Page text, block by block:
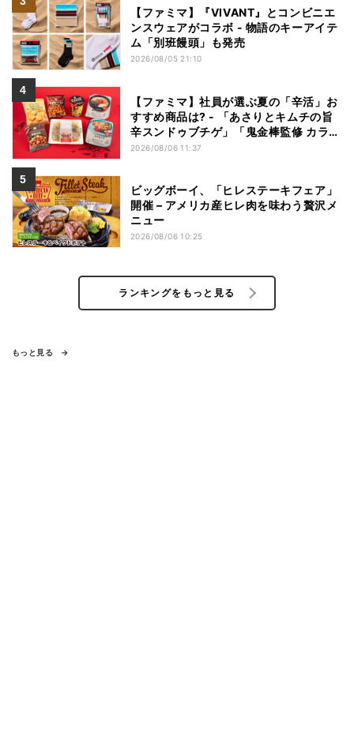
【ファミマ】『VIVANT』とコンビニエ
ンスウェアがコラボ - 物語のキーアイテ
ム「別班饅頭」も発売
2026/08/05 21:10
【ファミマ】社員が選ぶ夏の「辛活」お
すすめ商品は? - 「あさりとキムチの旨
辛スンドゥブチゲ」「鬼金棒監修 カラシ
ビ焼き味噌らー麺」「辛さがやみつき!
2026/08/06 11:37
ビッグボーイ、「ヒレステーキフェア」
開催 – アメリカ産ヒレ肉を味わう贅沢メ
ニュー
2026/08/06 10:25
ランキングをもっと見る
もっと見る